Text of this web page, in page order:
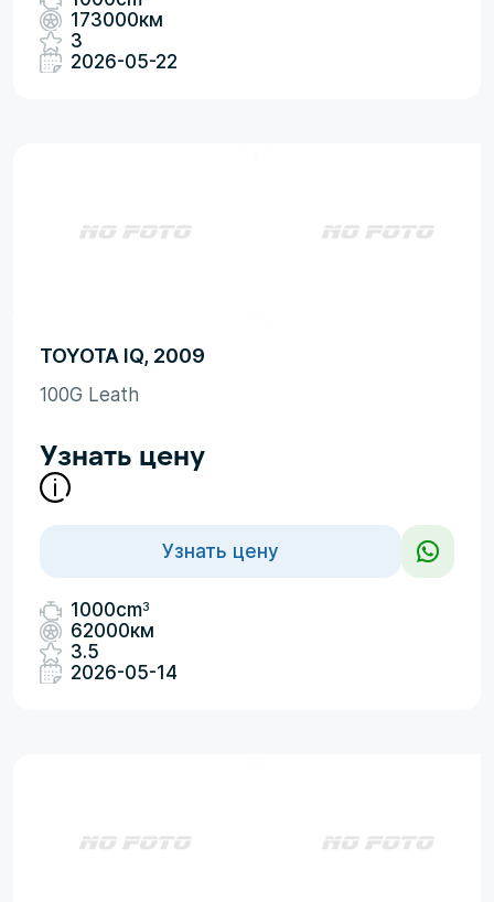
173000км
3
2026-05-22
TOYOTA IQ, 2009
100G Leath
Узнать цену
Узнать цену
1000cm3
62000км
3.5
2026-05-14